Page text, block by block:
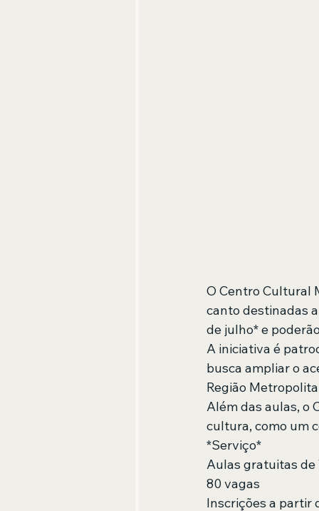
O Centro Cultural
canto destinadas
de julho* e
A iniciativa é
busca ampliar o
Região
Além das aulas, o
cultura, como um
*Serviço*
Aulas gratuitas de
80 vagas
Inscrições a partir